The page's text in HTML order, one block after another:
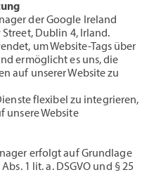
der Google Ireland
Dublin 4, Irland.
um Website-Tags über
ermöglicht es uns, die
auf unserer Website zu
flexibel zu integrieren,
unsere Website
erfolgt auf Grundlage
1 lit. a. DSGVO und § 25